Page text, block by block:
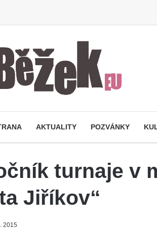
AKTUALITY POZVÁNKY
turnaje v
Jiříkov“
2015